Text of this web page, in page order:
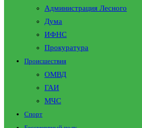
Администрация Лесного
Дума
ИФНС
Прокуратура
Происшествия
ОМВД
ГАИ
МЧС
Спорт